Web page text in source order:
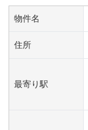
物件名
住所
最寄り駅